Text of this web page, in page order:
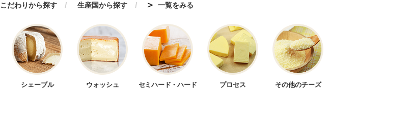
こだわりから探す 生産国から探す 一覧をみる
シェーブル ウォッシュ セミハード・ハード プロセス その他のチーズ
オーストラリア オランダ スイス
ドイツ ニュージーランド フランス